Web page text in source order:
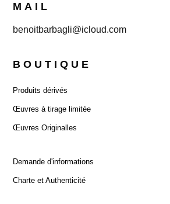
MAIL
benoitbarbagli@icloud.com
BOUTIQUE
Produits dérivés
Œuvres à tirage limitée
Œuvres Originalles
Demande d'informations
Charte et Authenticité